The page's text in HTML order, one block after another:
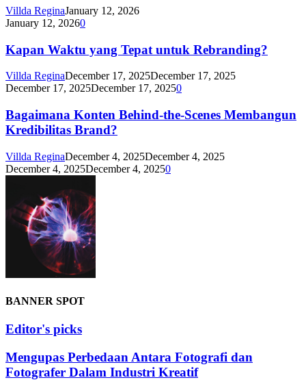
Villda ReginaJanuary 12, 2026
January 12, 20260
Kapan Waktu yang Tepat untuk Rebranding?
Villda ReginaDecember 17, 2025December 17, 2025
December 17, 2025December 17, 20250
Bagaimana Konten Behind-the-Scenes Membangun
Kredibilitas Brand?
Villda ReginaDecember 4, 2025December 4, 2025
December 4, 2025December 4, 20250
BANNER SPOT
Editor's picks
Mengupas Perbedaan Antara Fotografi dan
Fotografer Dalam Industri Kreatif